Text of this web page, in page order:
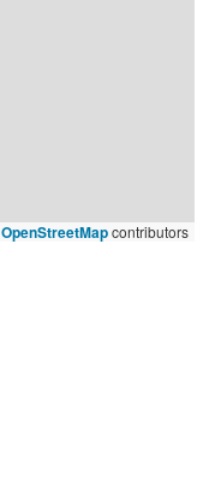
OpenStreetMapcontributors